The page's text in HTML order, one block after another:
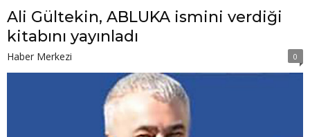
Ali Gültekin, ABLUKA ismini verdiği
kitabını yayınladı
Haber Merkezi 0